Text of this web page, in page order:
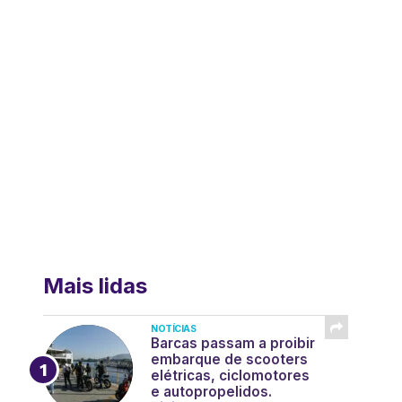
Mais lidas
NOTÍCIAS
Barcas passam a proibir
embarque de scooters
elétricas, ciclomotores
e autopropelidos.